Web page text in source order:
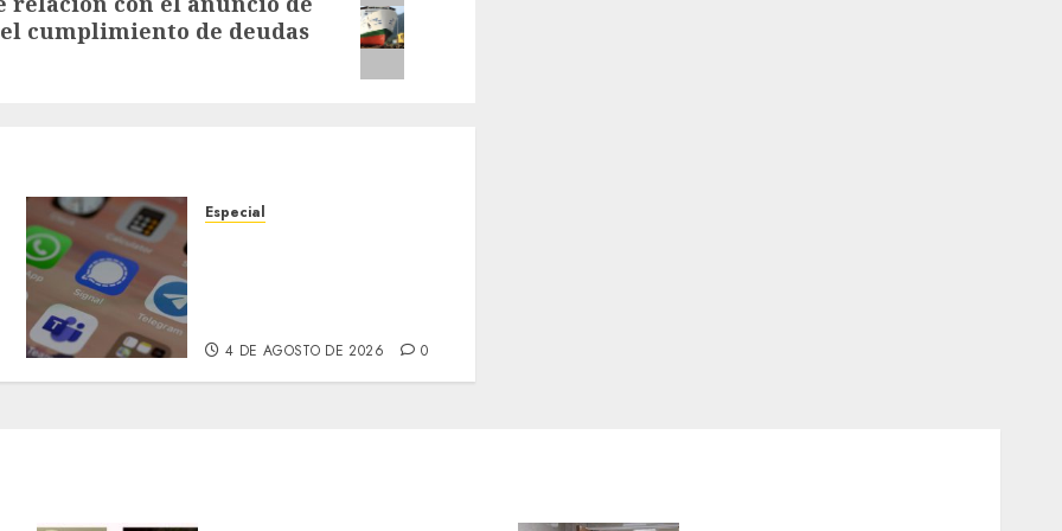
cumplimiento de deudas
Especial
4 DE AGOSTO DE 2026 0